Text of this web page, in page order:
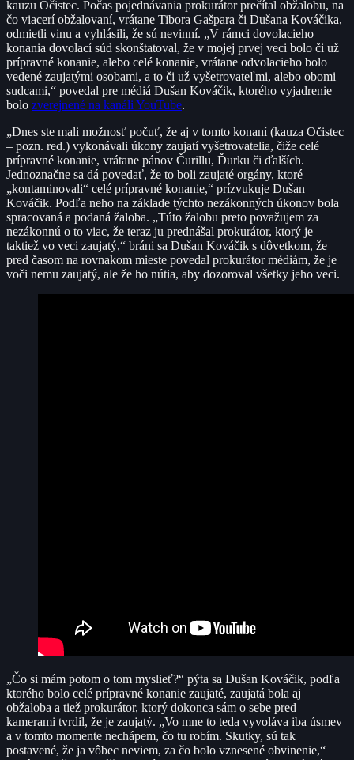
kauzu Očistec. Počas pojednávania prokurátor prečítal obžalobu, na
čo viacerí obžalovaní, vrátane Tibora Gašpara či Dušana Kováčika,
odmietli vinu a vyhlásili, že sú nevinní. „V rámci dovolacieho
konania dovolací súd skonštatoval, že v mojej prvej veci bolo či už
prípravné konanie, alebo celé konanie, vrátane odvolacieho bolo
vedené zaujatými osobami, a to či už vyšetrovateľmi, alebo obomi
sudcami,“ povedal pre médiá Dušan Kováčik, ktorého vyjadrenie
bolo zverejnené na kanáli YouTube.
„Dnes ste mali možnosť počuť, že aj v tomto konaní (kauza Očistec
– pozn. red.) vykonávali úkony zaujatí vyšetrovatelia, čiže celé
prípravné konanie, vrátane pánov Čurillu, Ďurku či ďalších.
Jednoznačne sa dá povedať, že to boli zaujaté orgány, ktoré
„kontaminovali“ celé prípravné konanie,“ prízvukuje Dušan
Kováčik. Podľa neho na základe týchto nezákonných úkonov bola
spracovaná a podaná žaloba. „Túto žalobu preto považujem za
nezákonnú o to viac, že teraz ju prednášal prokurátor, ktorý je
taktiež vo veci zaujatý,“ bráni sa Dušan Kováčik s dôvetkom, že
pred časom na rovnakom mieste povedal prokurátor médiám, že je
voči nemu zaujatý, ale že ho nútia, aby dozoroval všetky jeho veci.
„Čo si mám potom o tom myslieť?“ pýta sa Dušan Kováčik, podľa
ktorého bolo celé prípravné konanie zaujaté, zaujatá bola aj
obžaloba a tiež prokurátor, ktorý dokonca sám o sebe pred
kamerami tvrdil, že je zaujatý. „Vo mne to teda vyvoláva iba úsmev
a v tomto momente nechápem, čo tu robím. Skutky, sú tak
postavené, že ja vôbec neviem, za čo bolo vznesené obvinenie,“